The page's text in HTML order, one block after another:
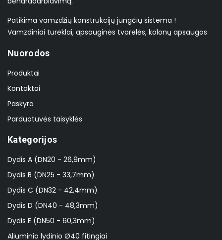
Patikima vamzdžių konstrukcijų jungčių sistema !
Vamzdiniai turėklai, apsauginės tvorelės, kolonų apsaugos
Nuorodos
Produktai
Kontaktai
Paskyra
Parduotuvės taisyklės
Kategorijos
Dydis A (DN20 - 26,9mm)
Dydis B (DN25 - 33,7mm)
Dydis C (DN32 - 42,4mm)
Dydis D (DN40 - 48,3mm)
Dydis E (DN50 - 60,3mm)
Aliuminio lydinio Ø40 fitingiai